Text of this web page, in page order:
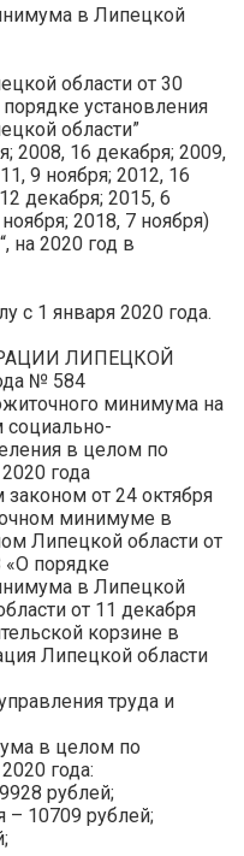
в Липецкой
области от 30
установления
области”
2008, 16 декабря; 2009,
9 ноября; 2012, 16
декабря; 2015, 6
2018, 7 ноября)
на 2020 год в
с 1 января 2020 года.
ЛИПЕЦКОЙ
№ 584
минимума на
в целом по
года
от 24 октября
минимуме в
Липецкой области от
порядке
в Липецкой
от 11 декабря
корзине в
Липецкой области
труда и
в целом по
года:
9928 рублей;
– 10709 рублей;